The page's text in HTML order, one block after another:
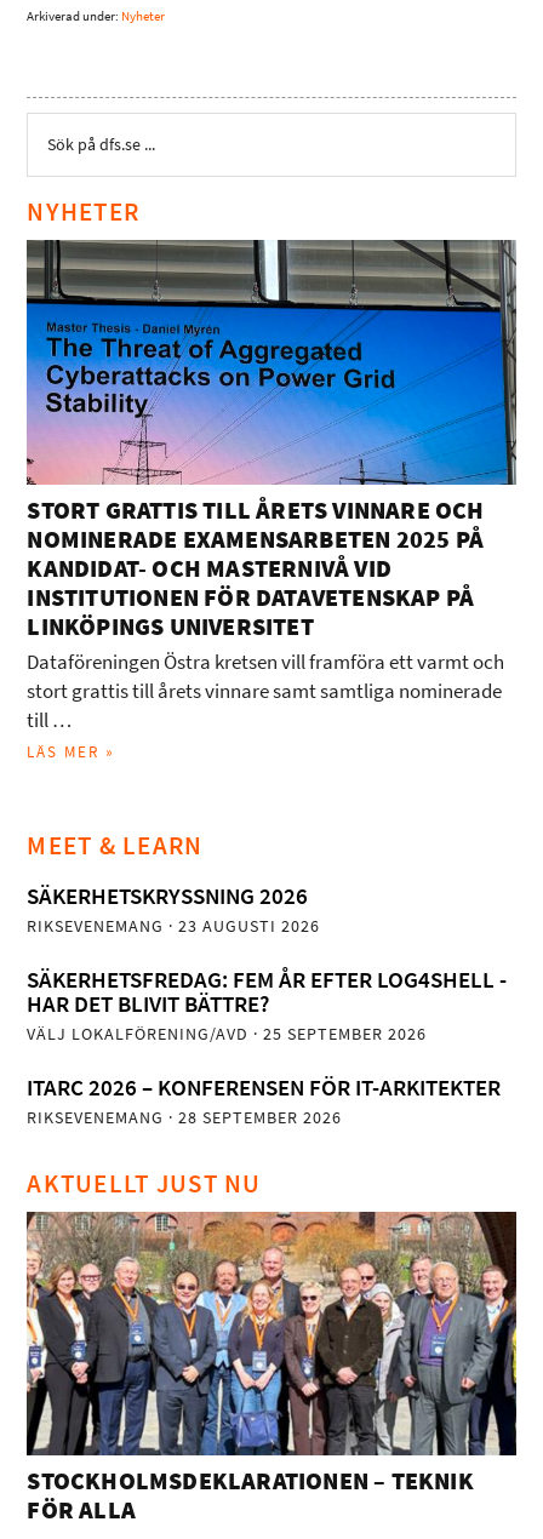
Arkiverad under: Nyheter
NYHETER
STORT GRATTIS TILL ÅRETS VINNARE OCH
NOMINERADE EXAMENSARBETEN 2025 PÅ
KANDIDAT- OCH MASTERNIVÅ VID
INSTITUTIONEN FÖR DATAVETENSKAP PÅ
LINKÖPINGS UNIVERSITET
Dataföreningen Östra kretsen vill framföra ett varmt och
stort grattis till årets vinnare samt samtliga nominerade
till …
LÄS MER »
MEET & LEARN
SÄKERHETSKRYSSNING 2026
RIKSEVENEMANG · 23 AUGUSTI 2026
SÄKERHETSFREDAG: FEM ÅR EFTER LOG4SHELL -
HAR DET BLIVIT BÄTTRE?
VÄLJ LOKALFÖRENING/AVD · 25 SEPTEMBER 2026
ITARC 2026 – KONFERENSEN FÖR IT-ARKITEKTER
RIKSEVENEMANG · 28 SEPTEMBER 2026
AKTUELLT JUST NU
STOCKHOLMSDEKLARATIONEN – TEKNIK
FÖR ALLA